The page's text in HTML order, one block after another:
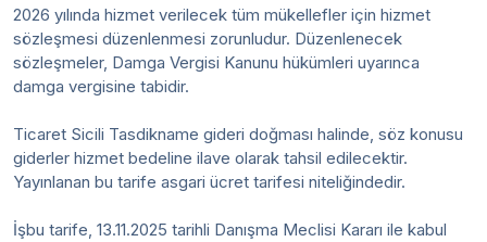
2026 yılında hizmet verilecek tüm mükellefler için hizmet
sözleşmesi düzenlenmesi zorunludur. Düzenlenecek
sözleşmeler, Damga Vergisi Kanunu hükümleri uyarınca
damga vergisine tabidir.
Ticaret Sicili Tasdikname gideri doğması halinde, söz konusu
giderler hizmet bedeline ilave olarak tahsil edilecektir.
Yayınlanan bu tarife asgari ücret tarifesi niteliğindedir.
İşbu tarife, 13.11.2025 tarihli Danışma Meclisi Kararı ile kabul